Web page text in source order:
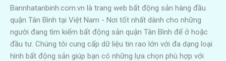
Bannhatanbinh.com.vn là trang web bất động sản hàng đầu
quận Tân Bình tại Việt Nam - Nơi tốt nhất dành cho những
người đang tìm kiếm bất động sản quận Tân Bình để ở hoặc
đầu tư. Chúng tôi cung cấp dữ liệu tin rao lớn với đa dạng loại
hình bất động sản giúp bạn có những lựa chọn phù hợp với